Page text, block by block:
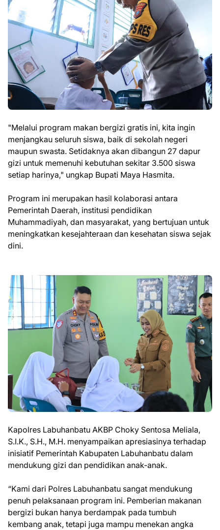
"Melalui program makan bergizi gratis ini, kita ingin
menjangkau seluruh siswa, baik di sekolah negeri
maupun swasta. Setidaknya akan dibangun 27 dapur
gizi untuk memenuhi kebutuhan sekitar 3.500 siswa
setiap harinya," ungkap Bupati Maya Hasmita.
Program ini merupakan hasil kolaborasi antara
Pemerintah Daerah, institusi pendidikan
Muhammadiyah, dan masyarakat, yang bertujuan untuk
meningkatkan kesejahteraan dan kesehatan siswa sejak
dini.
Kapolres Labuhanbatu AKBP Choky Sentosa Meliala,
S.I.K., S.H., M.H. menyampaikan apresiasinya terhadap
inisiatif Pemerintah Kabupaten Labuhanbatu dalam
mendukung gizi dan pendidikan anak-anak.
“Kami dari Polres Labuhanbatu sangat mendukung
penuh pelaksanaan program ini. Pemberian makanan
bergizi bukan hanya berdampak pada tumbuh
kembang anak, tetapi juga mampu menekan angka